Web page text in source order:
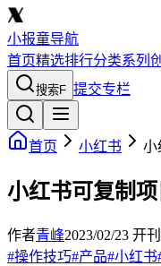
小报童导航
首页精选排行分类系列
搜索F 提交专栏
首页 小红书 小
小红书可复制项
作者青峰2023/02/23 开刊
#操作技巧#产品#小红书